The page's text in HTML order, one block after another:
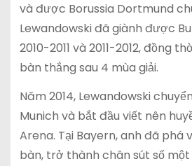
và được Borussia Dortmund
Lewandowski đã giành được
2010-2011 và 2011-2012, đồng
bàn thắng sau 4 mùa giải.
Năm 2014, Lewandowski
Munich và bắt đầu viết nên
Arena. Tại Bayern, anh đã phá
bàn, trở thành chân sút số